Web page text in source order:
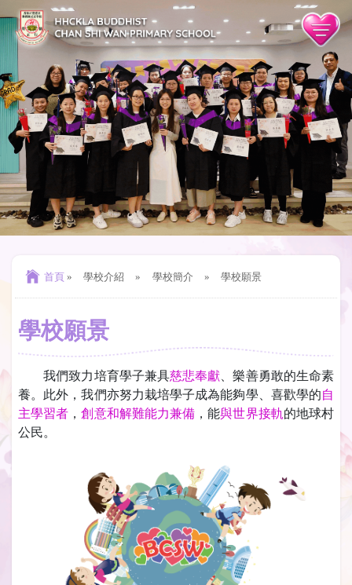
首頁 » 學校介紹 » 學校簡介 » 學校願景
學校願景
我們致力培育學子兼具慈悲奉獻 、樂善勇敢的生命素
養。此外，我們亦努力栽培學子成為能夠學、喜歡學的自
主學習者 ，創意和解難能力兼備 ，能與世界接軌 的地球村
公民。